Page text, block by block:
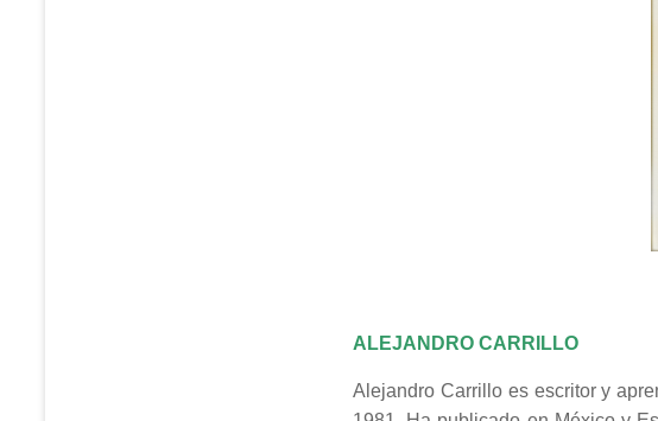
ALEJANDRO CARRILLO
Alejandro Carrillo es escritor y